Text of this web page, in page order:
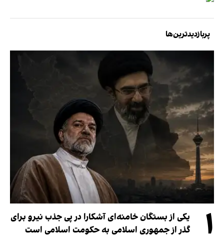
پربازدیدترین‌ها
۱
یکی از بستگان خامنه‌ای آشکارا در پی جذب نیرو برای
گذر از جمهوری اسلامی به حکومت اسلامی است